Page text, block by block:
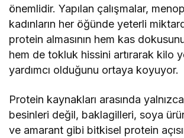
önemlidir. Yapılan çalışmalar,
kadınların her öğünde yeterli
protein almasının hem kas
hem de tokluk hissini artırarak kilo
yardımcı olduğunu ortaya koyuyor.
Protein kaynakları arasında
besinleri değil, baklagilleri, soya
ve amarant gibi bitkisel protein